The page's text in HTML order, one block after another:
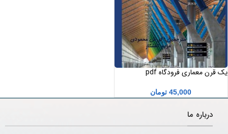
یک قرن معماری فرودگاه pdf
45,000 تومان
درباره ما